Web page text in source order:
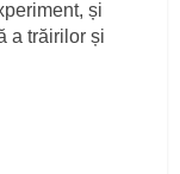
și
a trăirilor și